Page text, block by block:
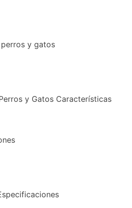
y gatos
y Gatos Características